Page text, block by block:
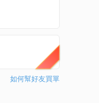
如何幫好友買單